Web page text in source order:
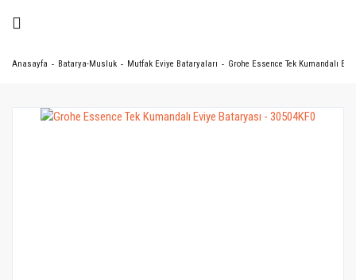
Anasayfa Batarya-Musluk Mutfak Eviye Bataryaları Grohe Essence Tek Kumandalı